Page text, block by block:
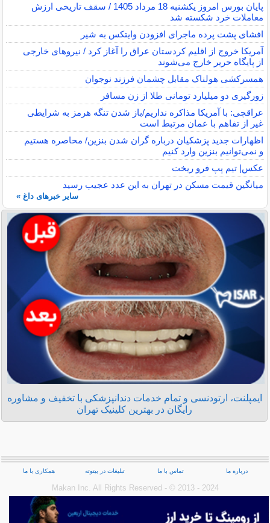
پایان بورس امروز یکشنبه 18 مرداد 1405 / سقف تاریخی ارزش
معاملات خرد شکسته شد
افشای پشت پرده ماجرای افزودن وایتکس به شیر
آمریکا خروج از اقلیم کردستان عراق را آغاز کرد / نیروهای خارجی
از پایگاه حریر خارج می‌شوند
همسرکشی هولناک مقابل چشمان فرزند نوجوان
زورگیری دو میلیارد تومانی طلا از زن مسافر
عراقچی: با آمریکا مذاکره نداریم/باز شدن تنگه هرمز به شرایطی
غیر از تفاهم با عمان مرتبط است
اظهارات جدید پزشکیان درباره گران شدن بنزین/ محاصره هستیم
و نمی‌توانیم بنزین وارد کنیم
عکس| تیم پپ فرو ریخت
میانگین قیمت مسکن در تهران به این عدد عجیب رسید
سایر خبرهای داغ »
ایمپلنت، ارتودنسی و تمام خدمات دندانپزشکی با تخفیف و مشاوره
رایگان در بهترین کلینیک تهران
درباره ما تماس با ما تبلیغات در بیتوته همکاری با ما
Makan Inc.‎ All Rights Reserved - © 2013 - 2024